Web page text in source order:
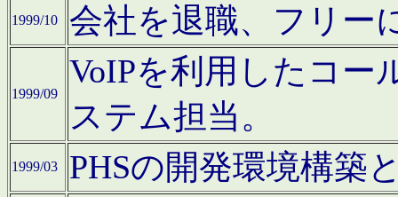
1999/10 会社を退職、フリー
1999/09
VoIPを利用したコー
ステム担当。
1999/03 PHSの開発環境構築